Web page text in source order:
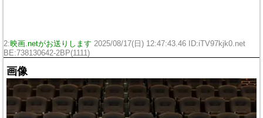
2:映画.netがお送りします 2025/08/17(日) 12:47:43.46 ID:iTV97kjk0.net
BE:738130642-2BP(1111)
画像